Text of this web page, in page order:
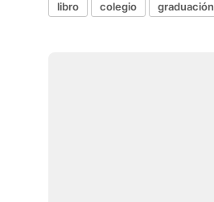
libro colegio graduación